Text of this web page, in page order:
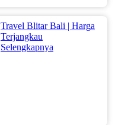
Travel Blitar Bali | Harga
Terjangkau
Selengkapnya